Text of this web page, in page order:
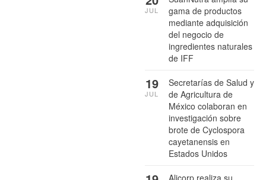
gama de productos
mediante adquisición
del negocio de
ingredientes naturales
de IFF
JUL
Secretarías de Salud y
de Agricultura de
México colaboran en
investigación sobre
brote de Cyclospora
cayetanensis en
Estados Unidos
19
JUL